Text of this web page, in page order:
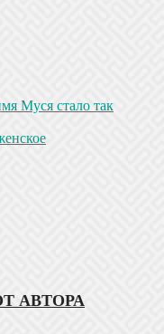
Муся стало так
АВТОРА